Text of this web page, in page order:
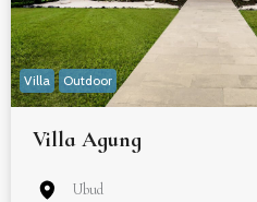
Villa Outdoor
Villa Agung
Ubud